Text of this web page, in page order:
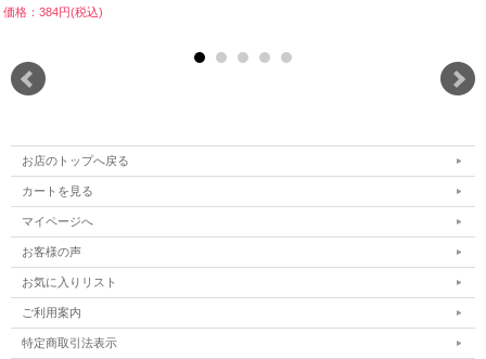
価格：384円(税込)
お店のトップへ戻る
カートを見る
マイページへ
お客様の声
お気に入りリスト
ご利用案内
特定商取引法表示